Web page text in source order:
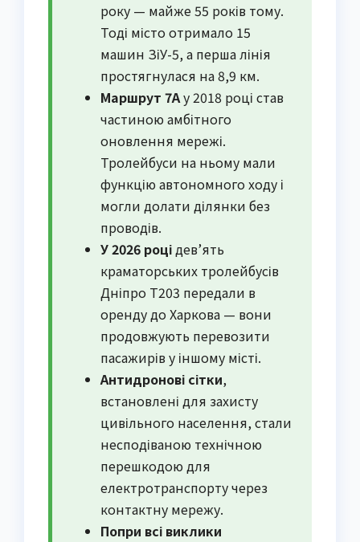
року — майже 55 років тому.
Тоді місто отримало 15
машин ЗіУ-5, а перша лінія
простягнулася на 8,9 км.
Маршрут 7Ау 2018 році став
частиною амбітного
оновлення мережі.
Тролейбуси на ньому мали
функцію автономного ходу і
могли долати ділянки без
проводів.
У 2026 роцідев’ять
краматорських тролейбусів
Дніпро Т203 передали в
оренду до Харкова — вони
продовжують перевозити
пасажирів у іншому місті.
Антидронові сітки,
встановлені для захисту
цивільного населення, стали
несподіваною технічною
перешкодою для
електротранспорту через
контактну мережу.
Попри всі виклики